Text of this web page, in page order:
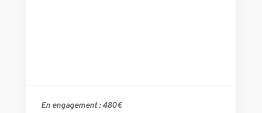
En engagement : 480€